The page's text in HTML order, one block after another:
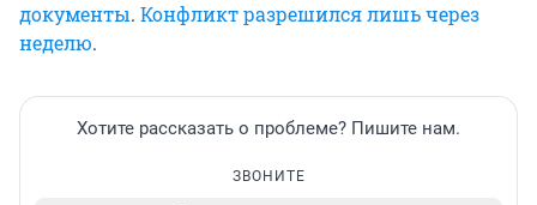
документы. Конфликт разрешился лишь через
неделю.
Хотите рассказать о проблеме? Пишите нам.
ЗВОНИТЕ